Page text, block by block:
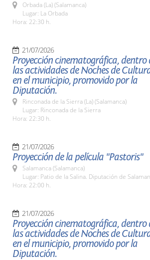
Orbada (La) (Salamanca)
Lugar: La Orbada
Hora: 22:30 h.
21/07/2026
Proyección cinematográfica, dentro
las actividades de Noches de
en el municipio, promovido por la
Diputación.
Rinconada de la Sierra (La) (Salamanca)
Lugar: Rinconada de la Sierra
Hora: 22:30 h.
21/07/2026
Proyección de la película "Pastoris"
Salamanca (Salamanca)
Lugar: Patio de la Salina. Diputación de
Hora: 22:00 h.
21/07/2026
Proyección cinematográfica, dentro
las actividades de Noches de
en el municipio, promovido por la
Diputación.